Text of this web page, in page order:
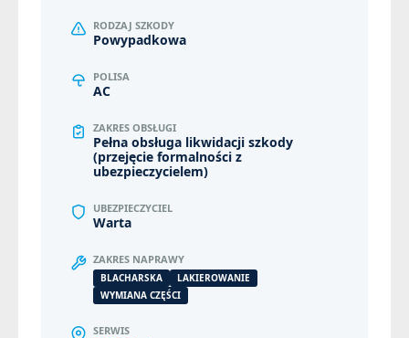
RODZAJ SZKODY
Powypadkowa
POLISA
AC
ZAKRES OBSŁUGI
Pełna obsługa likwidacji szkody
(przejęcie formalności z
ubezpieczycielem)
UBEZPIECZYCIEL
Warta
ZAKRES NAPRAWY
BLACHARSKA
LAKIEROWANIE
WYMIANA CZĘŚCI
SERWIS